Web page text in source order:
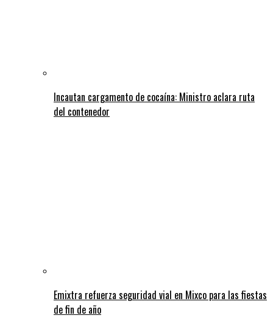
Incautan cargamento de cocaína: Ministro aclara ruta
del contenedor
Emixtra refuerza seguridad vial en Mixco para las fiestas
de fin de año